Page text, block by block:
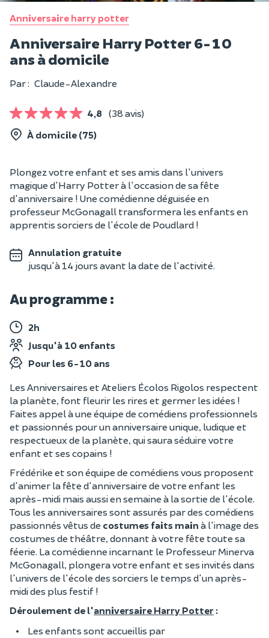
Anniversaire harry potter
Anniversaire Harry Potter 6-10
ans à domicile
Par : Claude-Alexandre
4,8
(38 avis)
À domicile (75)
Plongez votre enfant et ses amis dans l'univers
magique d'Harry Potter à l'occasion de sa fête
d'anniversaire ! Une comédienne déguisée en
professeur McGonagall transformera les enfants en
apprentis sorciers de l'école de Poudlard !
Annulation gratuite
jusqu'à 14 jours avant la date de l'activité.
Au programme :
2h
Jusqu'à 10 enfants
Pour les 6-10 ans
Les Anniversaires et Ateliers Écolos Rigolos respectent
la planète, font fleurir les rires et germer les idées !
Faites appel à une équipe de comédiens professionnels
et passionnés pour un anniversaire unique, ludique et
respectueux de la planète, qui saura séduire votre
enfant et ses copains !
Frédérike et son équipe de comédiens vous proposent
d'animer la fête d'anniversaire de votre enfant les
après-midi mais aussi en semaine à la sortie de l'école.
Tous les anniversaires sont assurés par des comédiens
passionnés vêtus de costumes faits main à l'image des
costumes de théâtre, donnant à votre fête toute sa
féerie. La comédienne incarnant le Professeur Minerva
McGonagall, plongera votre enfant et ses invités dans
l'univers de l'école des sorciers le temps d'un après-
midi des plus festif !
Déroulement de l'anniversaire Harry Potter :
Les enfants sont accueillis par